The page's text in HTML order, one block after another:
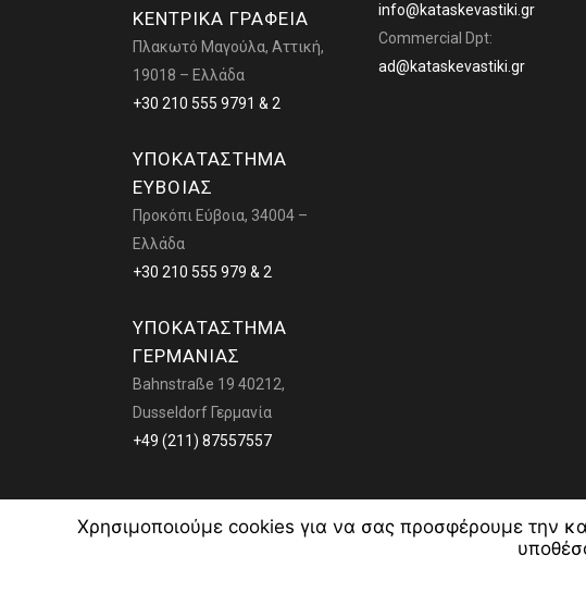
ΚΕΝΤΡΙΚΑ ΓΡΑΦΕΙΑ
Πλακωτό Μαγούλα, Αττική,
19018 – Ελλάδα
+30 210 555 9791 & 2
ΥΠΟΚΑΤΑΣΤΗΜΑ
ΕΥΒΟΙΑΣ
Προκόπι Εύβοια, 34004 –
Ελλάδα
+30 210 555 979 & 2
ΥΠΟΚΑΤΑΣΤΗΜΑ
ΓΕΡΜΑΝΙΑΣ
Bahnstraße 19 40212,
Dusseldorf Γερμανία
+49 (211) 87557557
info@kataskevastiki.gr
Commercial Dpt:
ad@kataskevastiki.gr
© 2020 All
Χρησιμοποιούμε cookies για να σας προσφέρουμε την